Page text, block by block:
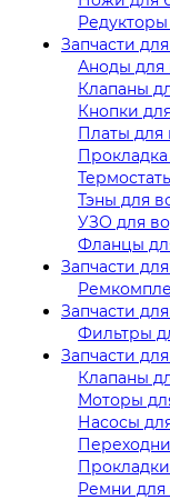
Запчасти
Аноды для
Клапаны
Кнопки
Платы для
Тэны для
УЗО для
Фланцы
Запчасти
Запчасти
Фильтры
Запчасти
Клапаны
Моторы
Насосы
Ремни